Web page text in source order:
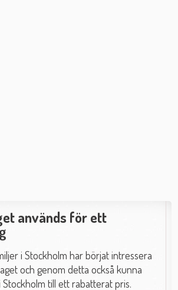
används för ett
i Stockholm har börjat intressera
och genom detta också kunna
Stockholm till ett rabatterat pris.